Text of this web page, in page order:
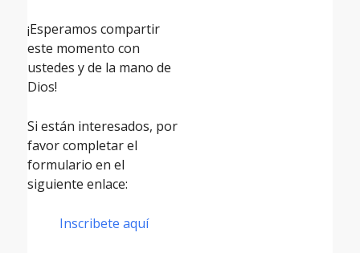
¡Esperamos compartir
este momento con
ustedes y de la mano de
Dios!
Si están interesados, por
favor completar el
formulario en el
siguiente enlace:
Inscribete aquí